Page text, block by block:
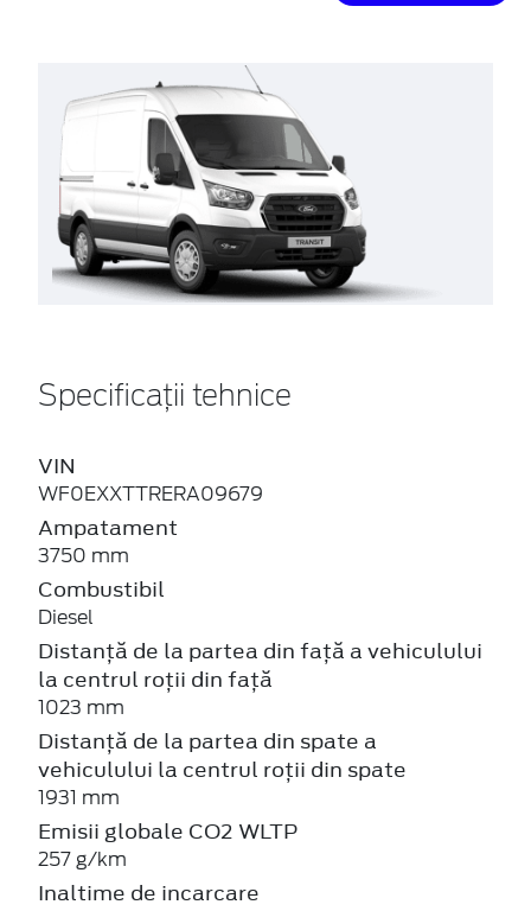
Specificații tehnice
VIN
WF0EXXTTRERA09679
Ampatament
3750 mm
Combustibil
Diesel
Distanță de la partea din față a vehiculului
la centrul roții din față
1023 mm
Distanță de la partea din spate a
vehiculului la centrul roții din spate
1931 mm
Emisii globale CO2 WLTP
257 g/km
Inaltime de incarcare